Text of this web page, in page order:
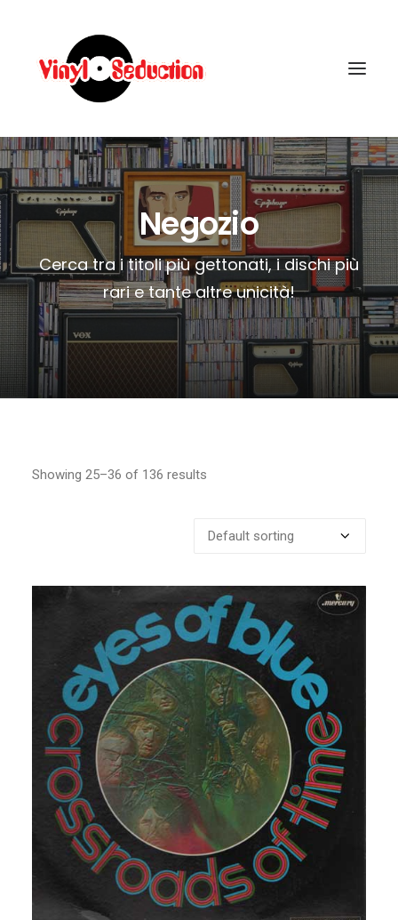
CARRELLO
Negozio
Cerca tra i titoli più gettonati, i dischi più
rari e tante altre unicità!
Showing 25–36 of 136 results